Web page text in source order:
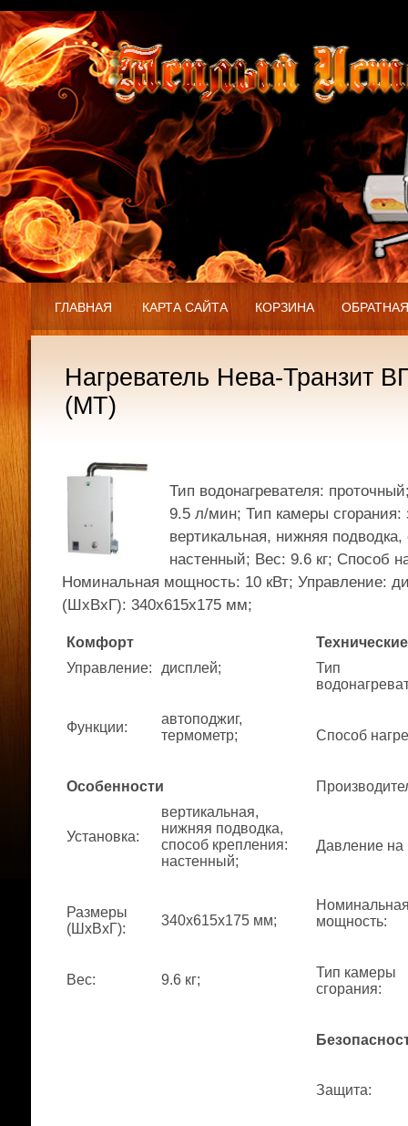
ГЛАВНАЯ КАРТА САЙТА КОРЗИНА
Нагреватель Нева-Транзит
(МТ)
Тип водонагревателя:
9.5 л/мин; Тип камеры сгорания:
вертикальная, нижняя
настенный; Вес: 9.6 кг; Способ
Номинальная мощность: 10 кВт; Управление:
(ШхВхГ): 340x615x175 мм;
Комфорт
Управление: дисплей;
Функции:
автоподжиг,
термометр;
Особенности
Установка:
вертикальная,
нижняя подводка,
способ крепления:
настенный;
Размеры
(ШхВхГ):
340x615x175 мм;
Вес: 9.6 кг;
Тип
Способ
Давление на
мощность:
Тип камеры
сгорания:
Защита: